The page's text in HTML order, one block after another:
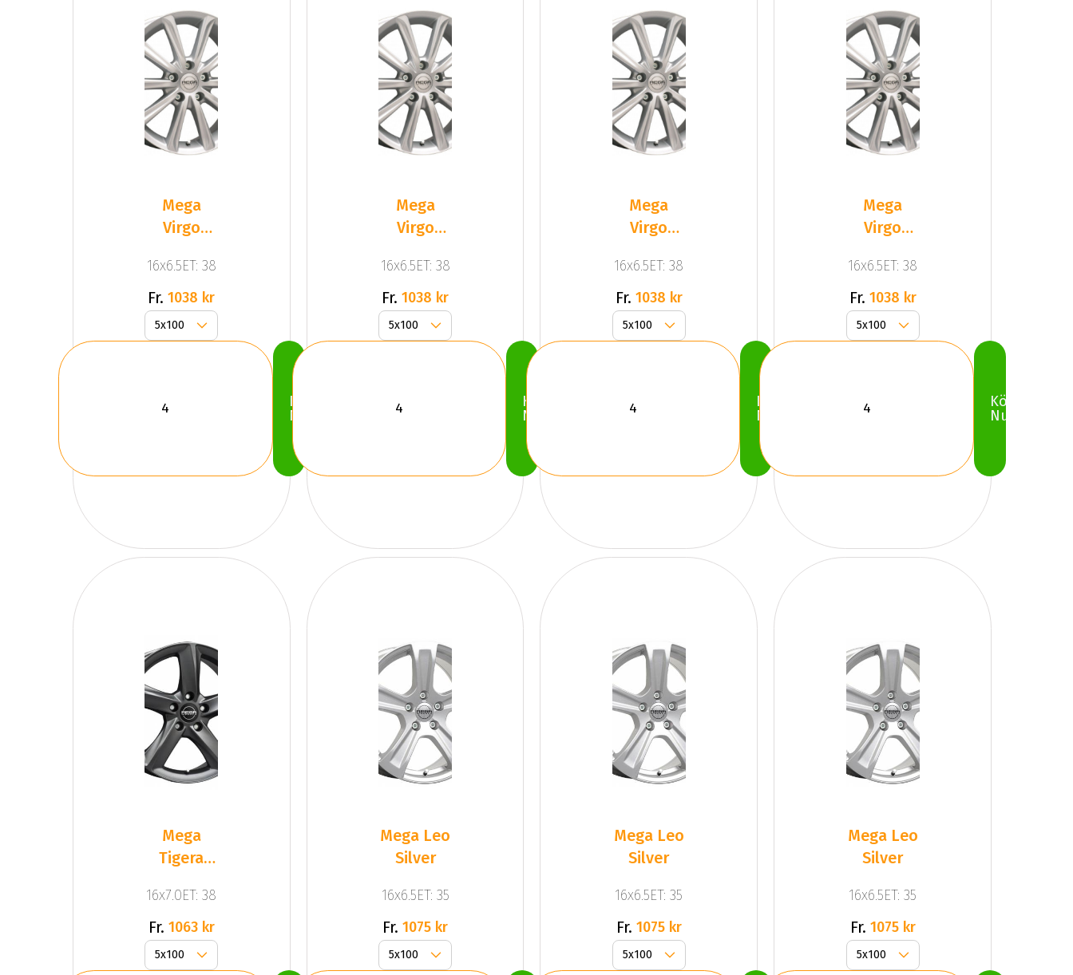
Mega
Virgo
16x6.5ET: 38
Fr. 1038 kr
Köp
Nu
Mega
Virgo
16x6.5ET: 38
Fr. 1038 kr
Köp
Nu
Mega
Virgo
16x6.5ET: 38
Fr. 1038 kr
Köp
Nu
Mega
Virgo
16x6.5ET: 38
Fr. 1038 kr
Köp
Nu
Mega
Tigera
Anthracite
Gr
16x7.0ET: 38
Fr. 1063 kr
Mega Leo
Silver
16x6.5ET: 35
Fr. 1075 kr
Mega Leo
Silver
16x6.5ET: 35
Fr. 1075 kr
Mega Leo
Silver
16x6.5ET: 35
Fr. 1075 kr